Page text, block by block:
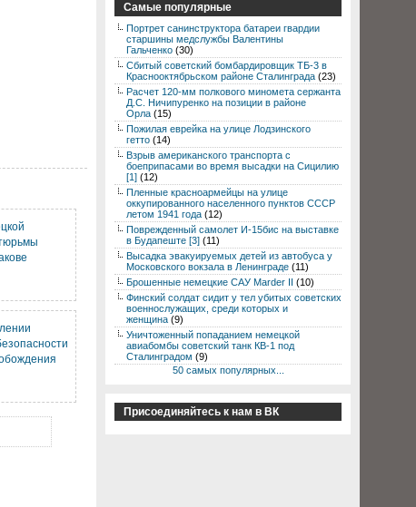
Самые популярные
Портрет санинструктора батареи гвардии
старшины медслужбы Валентины
Гальченко (30)
Сбитый советский бомбардировщик ТБ-3 в
Краснооктябрьском районе Сталинграда (23)
Расчет 120-мм полкового миномета сержанта
Д.С. Ничипуренко на позиции в районе
Орла (15)
Пожилая еврейка на улице Лодзинского
гетто (14)
Взрыв американского транспорта с
боеприпасами во время высадки на Сицилию
[1] (12)
Пленные красноармейцы на улице
оккупированного населенного пунктов СССР
летом 1941 года (12)
Поврежденный самолет И-15бис на выставке
в Будапеште [3] (11)
Высадка эвакуируемых детей из автобуса у
Московского вокзала в Ленинграде (11)
Брошенные немецкие САУ Marder II (10)
Финский солдат сидит у тел убитых советских
военнослужащих, среди которых и
женщина (9)
Уничтоженный попаданием немецкой
авиабомбы советский танк КВ-1 под
Сталинградом (9)
50 самых популярных...
Присоединяйтесь к нам в ВК